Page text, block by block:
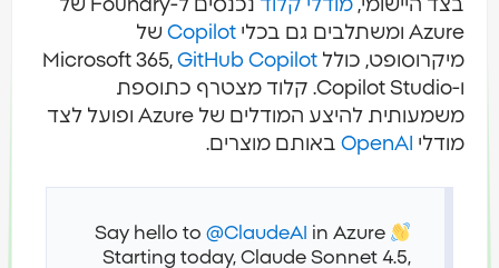
בצד היישומי, מודלי קלוד
נכנסים ל-Foundry של
Azure ומשתלבים גם בכלי
Copilot של
מיקרוסופט, כולל Microsoft 365, GitHub Copilot
ו-Copilot Studio. קלוד מצטרף כתוספת
משמעותית להיצע המודלים של Azure ופועל לצד
מודלי OpenAI באותם מוצרים.
Say hello to @ClaudeAI in Azure
Starting today, Claude Sonnet 4.5,